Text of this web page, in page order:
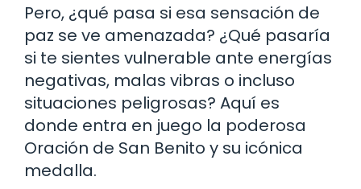
Pero, ¿qué pasa si esa sensación de
paz se ve amenazada? ¿Qué pasaría
si te sientes vulnerable ante energías
negativas, malas vibras o incluso
situaciones peligrosas? Aquí es
donde entra en juego la poderosa
Oración de San Benito y su icónica
medalla.